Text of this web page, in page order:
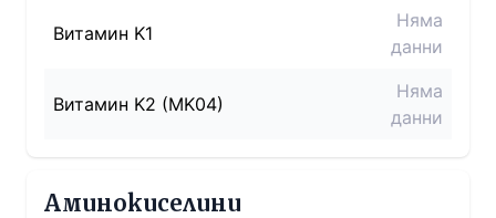
Витамин K1
Няма
данни
Витамин K2 (MK04)
Няма
данни
Аминокиселини